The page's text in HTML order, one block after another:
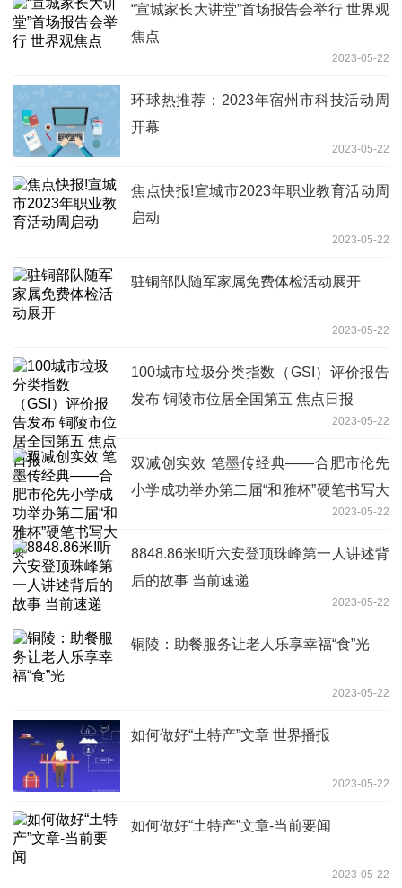
“宣城家长大讲堂”首场报告会举行 世界观
焦点
2023-05-22
环球热推荐：2023年宿州市科技活动周
开幕
2023-05-22
焦点快报!宣城市2023年职业教育活动周
启动
2023-05-22
驻铜部队随军家属免费体检活动展开
2023-05-22
100城市垃圾分类指数（GSI）评价报告
发布 铜陵市位居全国第五 焦点日报
2023-05-22
双减创实效 笔墨传经典——合肥市伦先
小学成功举办第二届“和雅杯”硬笔书写大
2023-05-22
8848.86米!听六安登顶珠峰第一人讲述背
后的故事 当前速递
2023-05-22
铜陵：助餐服务让老人乐享幸福“食”光
2023-05-22
如何做好“土特产”文章 世界播报
2023-05-22
如何做好“土特产”文章-当前要闻
2023-05-22